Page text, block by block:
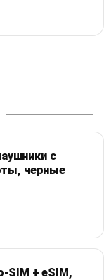
с
черные
SIM + eSIM,